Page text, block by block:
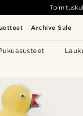
Archive Sale